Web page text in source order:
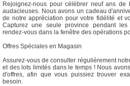
Rejoignez-nous pour célébrer neuf ans de
audacieuses. Nous avons un cadeau
de notre appréciation pour votre fidélité et
Capturez une seule province pendant les
rendez-vous dans la fenêtre des opérations
Offres Spéciales en Magasin
Assurez-vous de consulter régulièrement
et des lots limités dans le temps ! Nous
d'offres, afin que vous puissiez trouver
besoin.